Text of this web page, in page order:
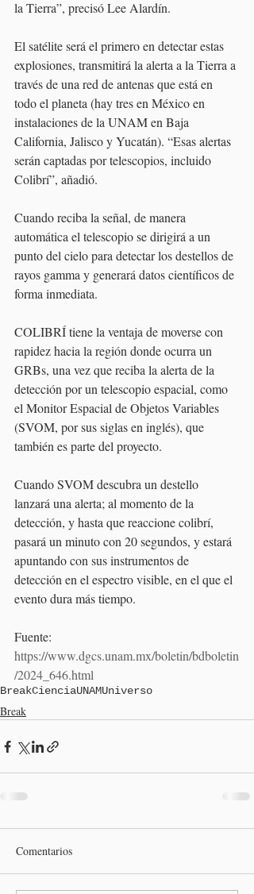
la Tierra”, precisó Lee Alardín.
El satélite será el primero en detectar estas
explosiones, transmitirá la alerta a la Tierra a
través de una red de antenas que está en
todo el planeta (hay tres en México en
instalaciones de la UNAM en Baja
California, Jalisco y Yucatán). “Esas alertas
serán captadas por telescopios, incluido
Colibrí”, añadió.
Cuando reciba la señal, de manera
automática el telescopio se dirigirá a un
punto del cielo para detectar los destellos de
rayos gamma y generará datos científicos de
forma inmediata.
COLIBRÍ tiene la ventaja de moverse con
rapidez hacia la región donde ocurra un
GRBs, una vez que reciba la alerta de la
detección por un telescopio espacial, como
el Monitor Espacial de Objetos Variables
(SVOM, por sus siglas en inglés), que
también es parte del proyecto.
Cuando SVOM descubra un destello
lanzará una alerta; al momento de la
detección, y hasta que reaccione colibrí,
pasará un minuto con 20 segundos, y estará
apuntando con sus instrumentos de
detección en el espectro visible, en el que el
evento dura más tiempo.
Fuente:
https://www.dgcs.unam.mx/boletin/bdboletin
/2024_646.html
BreakCienciaUNAMUniverso
Break
Comentarios